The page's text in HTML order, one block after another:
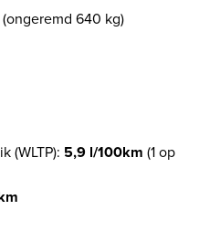
(ongeremd 640 kg)
(WLTP): 5,9 l/100km (1 op